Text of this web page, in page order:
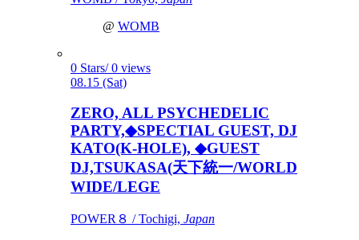
@ WOMB
0 Stars/ 0 views
08.15 (Sat)
ZERO, ALL PSYCHEDELIC
PARTY,◆SPECTIAL GUEST, DJ
KATO(K-HOLE), ◆GUEST
DJ,TSUKASA(天下統一/WORLD
WIDE/LEGE
POWER８ / Tochigi, Japan